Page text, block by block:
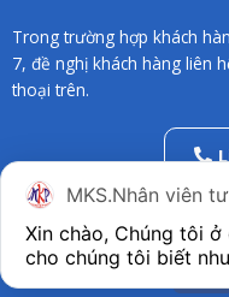
Trong trường hợp khách
7, đề nghị khách hàng liên
thoại trên.
F
a
MKS.Nhân viên
Xin chào, Chúng tôi